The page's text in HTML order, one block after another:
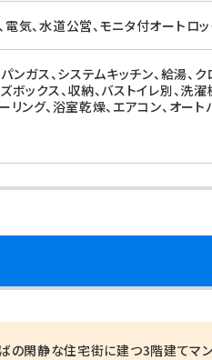
気、水道公営、モニタ付オートロ
ガス、システムキッチン、給湯、
ボックス、収納、バストイレ別、洗
リング、浴室乾燥、エアコン、オー
の閑静な住宅街に建つ3階建てマン